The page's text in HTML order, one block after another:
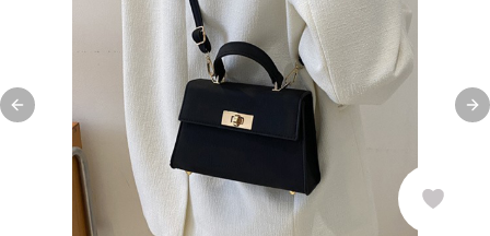
Previous slide